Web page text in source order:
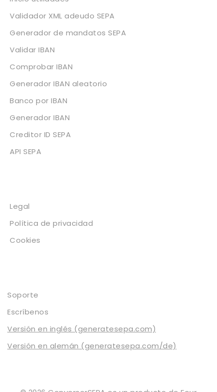
Validador XML adeudo SEPA
Generador de mandatos SEPA
Validar IBAN
Comprobar IBAN
Generador IBAN aleatorio
Banco por IBAN
Generador IBAN
Creditor ID SEPA
API SEPA
Legal
Política de privacidad
Cookies
Soporte
Escríbenos
Versión en inglés (generatesepa.com)
Versión en alemán (generatesepa.com/de)